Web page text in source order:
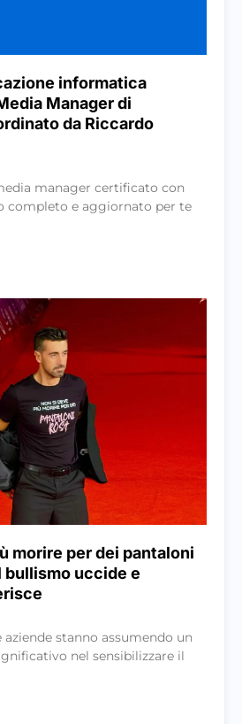
informatica
Manager di
da Riccardo
manager certificato con
completo e aggiornato per te
morire per dei pantaloni
bullismo uccide e
stanno assumendo un
nel sensibilizzare il